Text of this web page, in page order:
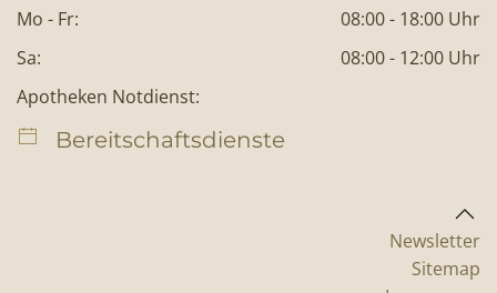
Mo - Fr:
08:00 - 18:00 Uhr
Sa:
08:00 - 12:00 Uhr
Apotheken Notdienst:
Bereitschaftsdienste
Newsletter
Sitemap